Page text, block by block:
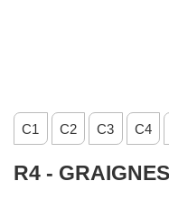
C1 C2 C3 C4